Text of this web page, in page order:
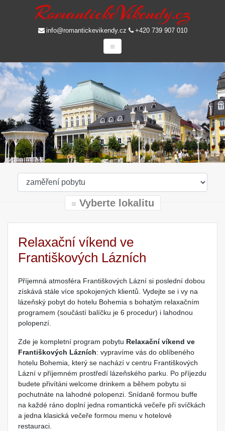
info@romantickevikendy.cz +420 739 907 010
Vyberte lokalitu
Relaxační víkend ve
Františkových Lázních
Příjemná atmosféra Františkových Lázní si poslední dobou
získává stále více spokojených klientů. Vydejte se i vy na
lázeňský pobyt do hotelu Bohemia s bohatým relaxačním
programem (součástí balíčku je 6 procedur) i lahodnou
polopenzí.
Zde je kompletní program pobytu Relaxační víkend ve
Františkových Lázních: vypravíme vás do oblíbeného
hotelu Bohemia, který se nachází v centru Františkových
Lázní v příjemném prostředí lázeňského parku. Po příjezdu
budete přivítáni welcome drinkem a během pobytu si
pochutnáte na lahodné polopenzi. Snídaně formou buffe
na každé ráno doplní jedna romantická večeře při svíčkách
a jedna klasická večeře formou menu v hotelové
restauraci.